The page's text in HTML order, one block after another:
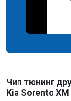
Чип тюнинг
Kia Sorento XM